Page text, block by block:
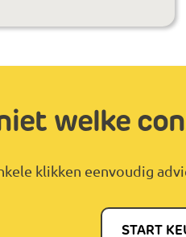
welke
klikken eenvoudig
START